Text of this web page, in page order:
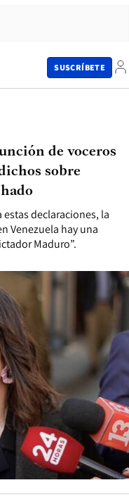
SUSCRÍBETE
declaraciones, la
Venezuela hay una
Maduro”.
de voceros
sobre